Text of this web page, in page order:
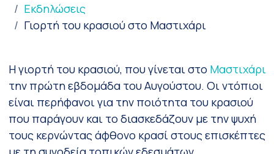
Εκδηλώσεις
Γιορτή του κρασιού στο Μαστιχάρι
Η γιορτή του κρασιού, που γίνεται στο Μαστιχάρι
την πρώτη εβδομάδα του Αυγούστου. Οι ντόπιοι
είναι περήφανοι για την ποιότητα του κρασιού
που παράγουν και το διασκεδάζουν με την ψυχή
τους κερνώντας άφθονο κρασί στους επισκέπτες